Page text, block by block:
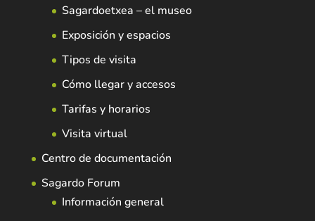
Sagardoetxea – el museo
Exposición y espacios
Tipos de visita
Cómo llegar y accesos
Tarifas y horarios
Visita virtual
Centro de documentación
Sagardo Forum
Información general